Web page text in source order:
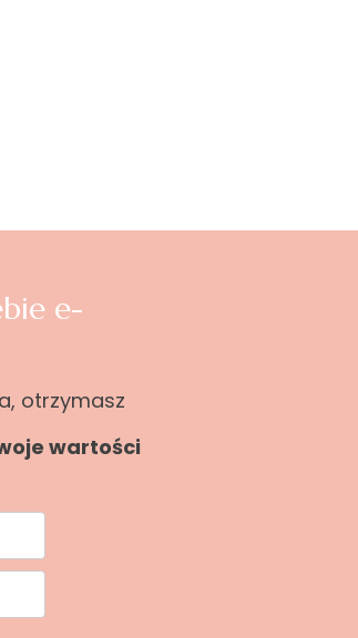
e-
otrzymasz
wartości